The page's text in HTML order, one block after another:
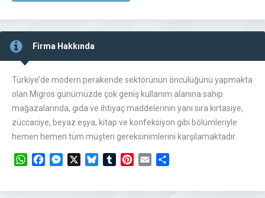
Firma Hakkında
Türkiye’de modern perakende sektörünün öncülüğünü yapmakta
olan Migros günümüzde çok geniş kullanım alanına sahip
mağazalarında, gıda ve ihtiyaç maddelerinin yanı sıra kırtasiye,
züccaciye, beyaz eşya, kitap ve konfeksiyon gibi bölümleriyle
hemen hemen tüm müşteri gereksinimlerini karşılamaktadır.
WhatsAppFacebookMessengerBlueskyTumblrPinterest
Email